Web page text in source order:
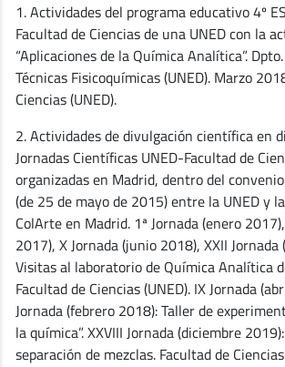
1. Actividades del programa educativo 4º
Facultad de Ciencias de una UNED con la
“Aplicaciones de la Química Analítica”.
Técnicas Fisicoquímicas (UNED). Marzo
Ciencias (UNED).
2. Actividades de divulgación científica en
Jornadas Científicas UNED-Facultad de
organizadas en Madrid, dentro del
(de 25 de mayo de 2015) entre la UNED y
ColArte en Madrid. 1ª Jornada (enero
2017), X Jornada (junio 2018), XXII
Visitas al laboratorio de Química Analítica
Facultad de Ciencias (UNED). IX Jornada
Jornada (febrero 2018): Taller de
la química”. XXVIII Jornada (diciembre
separación de mezclas. Facultad de